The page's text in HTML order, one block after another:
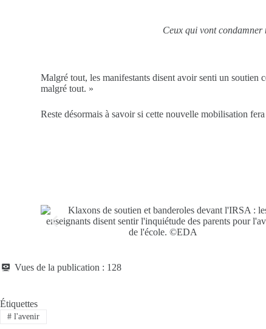
Ceux qui vont condamner
Malgré tout, les manifestants disent avoir senti un soutien
malgré tout. »
Reste désormais à savoir si cette nouvelle mobilisation
Vues de la publication : 128
Étiquettes
#l'avenir